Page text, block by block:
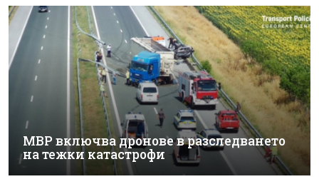
МВР включва дронове в разследването
на тежки катастрофи